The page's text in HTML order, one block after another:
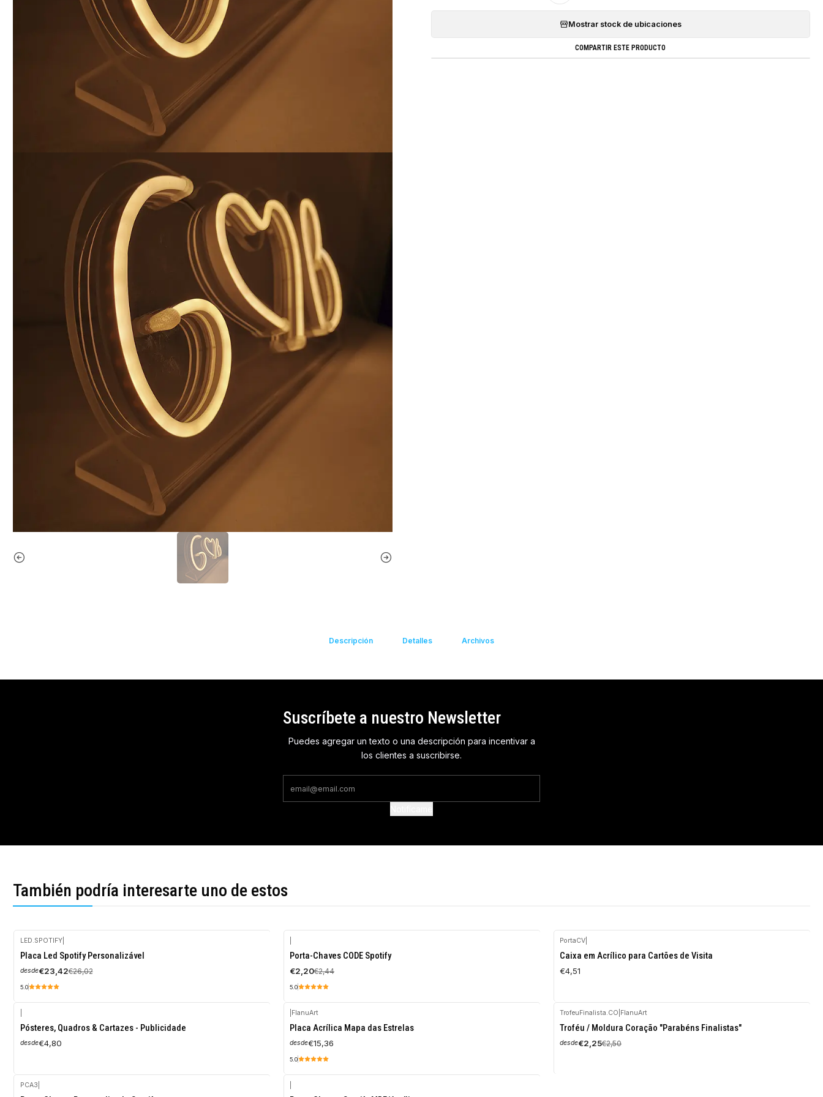
Mostrar stock de ubicaciones
COMPARTIR ESTE PRODUCTO
Descripción Detalles Archivos
Suscríbete a nuestro Newsletter
Puedes agregar un texto o una descripción para incentivar a
los clientes a suscribirse.
También podría interesarte uno de estos
-10%
OFF
LED.SPOTIFY|
Placa Led Spotify Personalizável
desde€23,42€26,02
5.0
-10%
OFF
Porta-Chaves CODE Spotify
€2,20€2,44
5.0
PortaCV
Caixa em Acrílico para Cartões de Visita
€4,51
Pósteres, Quadros & Cartazes - Publicidade
desde€4,80
FlanuArt
Placa Acrílica Mapa das Estrelas
desde€15,36
5.0
-10%
OFF
TrofeuFinalista.CO FlanuArt
Troféu / Moldura Coração "Parabéns Finalistas"
desde€2,25€2,50
PCA3